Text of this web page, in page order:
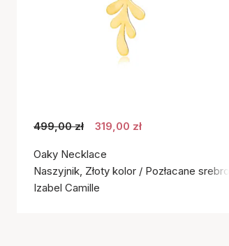
499,00 zł 319,00 zł
Oaky Necklace
Naszyjnik, Złoty kolor / Pozłacane
Izabel Camille